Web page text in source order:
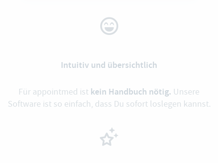
Intuitiv und übersichtlich
Für appointmed ist kein Handbuch nötig. Unsere
Software ist so einfach, dass Du sofort loslegen kannst.